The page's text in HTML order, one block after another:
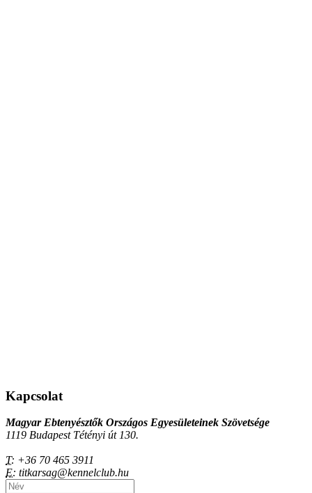
Kapcsolat
Magyar Ebtenyésztők Országos Egyesületeinek Szövetsége
1119 Budapest Tétényi út 130.
T: +36 70 465 3911
E: titkarsag@kennelclub.hu